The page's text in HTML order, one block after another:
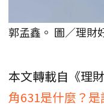
郭孟鑫。 圖／理財
本文轉載自《理
角631是什麼？